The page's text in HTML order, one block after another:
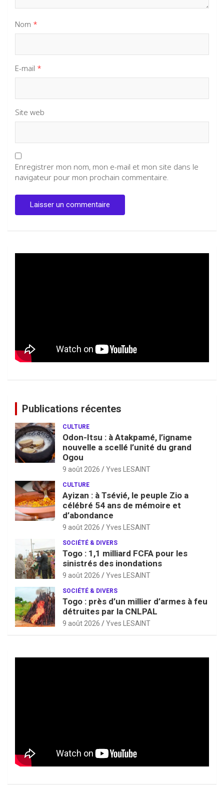
Nom *
E-mail *
Site web
Enregistrer mon nom, mon e-mail et mon site dans le
navigateur pour mon prochain commentaire.
Publications récentes
CULTURE
Odon-Itsu : à Atakpamé, l’igname
nouvelle a scellé l’unité du grand
Ogou
9 août 2026 Yves LESAINT
CULTURE
Ayizan : à Tsévié, le peuple Zio a
célébré 54 ans de mémoire et
d’abondance
9 août 2026 Yves LESAINT
SOCIÉTÉ & DIVERS
Togo : 1,1 milliard FCFA pour les
sinistrés des inondations
9 août 2026 Yves LESAINT
SOCIÉTÉ & DIVERS
Togo : près d’un millier d’armes à feu
détruites par la CNLPAL
9 août 2026 Yves LESAINT